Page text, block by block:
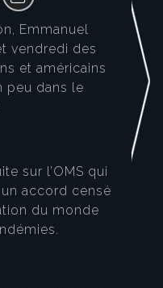
Emmanuel
vendredi des
et américains
peu dans le
sur l’OMS qui
accord censé
du monde